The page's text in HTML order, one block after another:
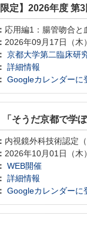
限定】2026年度 第
応用編1：腸管吻合と
2026年09月17日（木
京都大学第二臨床研
詳細情報
Googleカレンダーに
そうだ京都で学
内視鏡外科技術認定
2026年10月01日（木
WEB開催
詳細情報
Googleカレンダーに